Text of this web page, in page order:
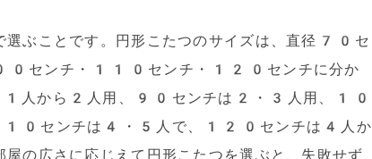
選ぶことです。円形こたつのサイズは、直径70セ
センチ・110センチ・120センチに分か
1人から2人用、90センチは2・3人用、10
センチは4・5人で、120センチは4人か
の広さに応じえて円形こたつを選ぶと、失敗せず